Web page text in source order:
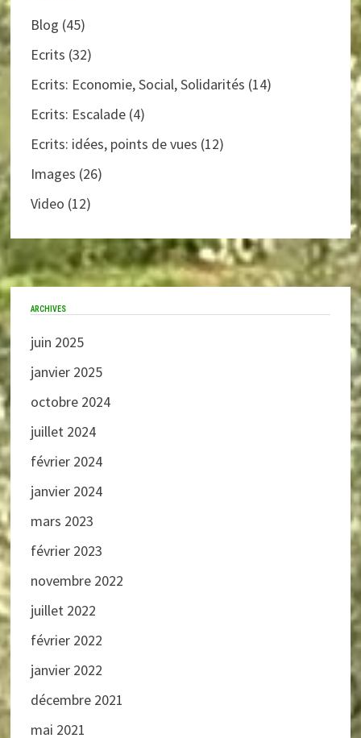
Blog (45)
Ecrits (32)
Ecrits: Economie, Social, Solidarités (14)
Ecrits: Escalade (4)
Ecrits: idées, points de vues (12)
Images (26)
Video (12)
ARCHIVES
juin 2025
janvier 2025
octobre 2024
juillet 2024
février 2024
janvier 2024
mars 2023
février 2023
novembre 2022
juillet 2022
février 2022
janvier 2022
décembre 2021
mai 2021